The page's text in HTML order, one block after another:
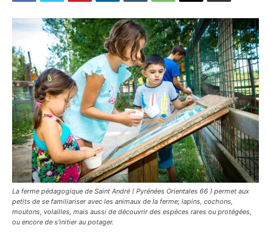
La ferme pédagogique de Saint André ( Pyrénées Orientales 66 ) permet aux
petits de se familiariser avec les animaux de la ferme; lapins, cochons,
moutons, volailles, mais aussi de découvrir des espèces rares ou protégées,
ou encore de s'initier au potager.